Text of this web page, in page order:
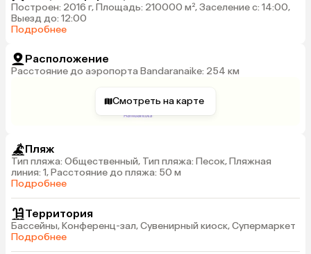
Построен: 2016 г, Площадь: 210000 м², Заселение с: 14:00,
Выезд до: 12:00
Подробнее
Расположение
Расстояние до аэропорта Bandaranaike: 254 км
Смотреть на карте
Пляж
Тип пляжа: Общественный, Тип пляжа: Песок, Пляжная
линия: 1, Расстояние до пляжа: 50 м
Подробнее
Территория
Бассейны, Конференц-зал, Сувенирный киоск, Супермаркет
Подробнее